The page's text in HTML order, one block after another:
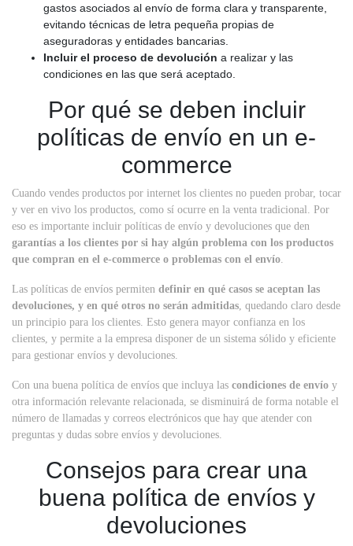
gastos asociados al envío de forma clara y transparente,
evitando técnicas de letra pequeña propias de
aseguradoras y entidades bancarias.
Incluir el proceso de devolución a realizar y las
condiciones en las que será aceptado.
Por qué se deben incluir
políticas de envío en un e-
commerce
Cuando vendes productos por internet los clientes no pueden probar, tocar
y ver en vivo los productos, como sí ocurre en la venta tradicional. Por
eso es importante incluir políticas de envío y devoluciones que den
garantías a los clientes por si hay algún problema con los productos
que compran en el e-commerce o problemas con el envío
Las políticas de envíos permiten definir en qué casos se aceptan las
devoluciones, y en qué otros no serán admitidas , quedando claro desde
un principio para los clientes. Esto genera mayor confianza en los
clientes, y permite a la empresa disponer de un sistema sólido y eficiente
para gestionar envíos y devoluciones.
Con una buena política de envíos que incluya las condiciones de envío y
otra información relevante relacionada, se disminuirá de forma notable el
número de llamadas y correos electrónicos que hay que atender con
preguntas y dudas sobre envíos y devoluciones.
Consejos para crear una
buena política de envíos y
devoluciones